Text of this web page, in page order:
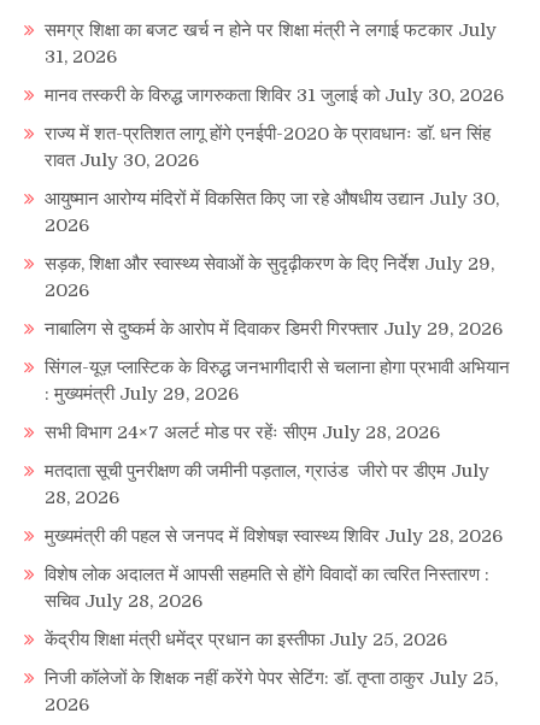
समग्र शिक्षा का बजट खर्च न होने पर शिक्षा मंत्री ने लगाई फटकार July
31, 2026
मानव तस्करी के विरुद्ध जागरुकता शिविर 31 जुलाई को July 30, 2026
राज्य में शत-प्रतिशत लागू होंगे एनईपी-2020 के प्रावधानः डाॅ. धन सिंह
रावत July 30, 2026
आयुष्मान आरोग्य मंदिरों में विकसित किए जा रहे औषधीय उद्यान July 30,
2026
सड़क, शिक्षा और स्वास्थ्य सेवाओं के सुदृढ़ीकरण के दिए निर्देश July 29,
2026
नाबालिग से दुष्कर्म के आरोप में दिवाकर डिमरी गिरफ्तार July 29, 2026
सिंगल-यूज़ प्लास्टिक के विरुद्ध जनभागीदारी से चलाना होगा प्रभावी अभियान
: मुख्यमंत्री July 29, 2026
सभी विभाग 24×7 अलर्ट मोड पर रहेंः सीएम July 28, 2026
मतदाता सूची पुनरीक्षण की जमीनी पड़ताल, ग्राउंड जीरो पर डीएम July
28, 2026
मुख्यमंत्री की पहल से जनपद में विशेषज्ञ स्वास्थ्य शिविर July 28, 2026
विशेष लोक अदालत में आपसी सहमति से होंगे विवादों का त्वरित निस्तारण :
सचिव July 28, 2026
केंद्रीय शिक्षा मंत्री धमेंद्र प्रधान का इस्तीफा July 25, 2026
निजी कॉलेजों के शिक्षक नहीं करेंगे पेपर सेटिंग: डॉ. तृप्ता ठाकुर July 25,
2026